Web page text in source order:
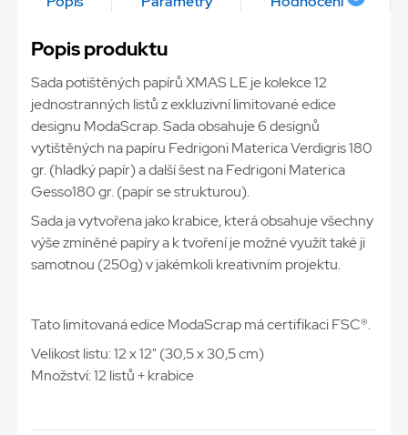
Popis produktu
Sada potištěných papírů XMAS LE je kolekce 12
jednostranných listů z exkluzivní limitované edice
designu ModaScrap. Sada obsahuje 6 designů
vytištěných na papíru Fedrigoni Materica Verdigris 180
gr. (hladký papír) a další šest na Fedrigoni Materica
Gesso180 gr. (papír se strukturou).
Sada ja vytvořena jako krabice, která obsahuje všechny
výše zmíněné papíry a k tvoření je možné využít také ji
samotnou (250g) v jakémkoli kreativním projektu.
Tato limitovaná edice ModaScrap má certifikaci FSC®.
Velikost listu: 12 x 12" (30,5 x 30,5 cm)
Množství: 12 listů + krabice